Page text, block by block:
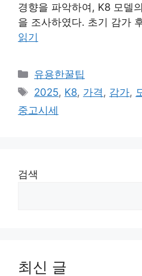
경향을 파악하여, K8 모델
을 조사하였다. 초기 감가
읽기
카
테
리
유용한꿀팁
태
그
2025, K8, 가격 , 감가,
중고시세
검색
최신 글